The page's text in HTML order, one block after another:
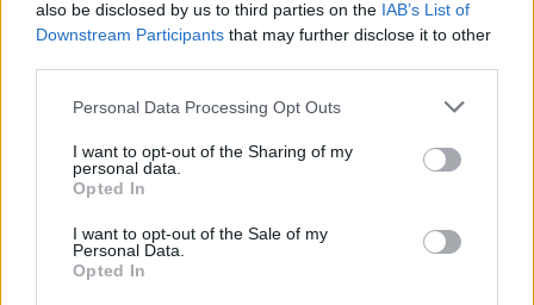
also be disclosed by us to third parties on the IAB’s List of
Downstream Participants that may further disclose it to other
Please note that this website/app uses one or more Google
not limited to your visit or usage behaviour. You may click to
grant or deny consent to Google and its third-party tags to
use your data for below specified purposes in below Google
consent section.
Personal Data Processing Opt Outs
I want to opt-out of the Sharing of my
personal data.
Opted In
I want to opt-out of the Sale of my
Personal Data.
Opted In